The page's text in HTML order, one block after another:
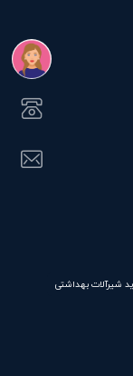
شیرآلات بهداشتی